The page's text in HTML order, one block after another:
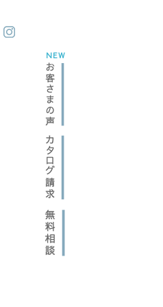
NEW